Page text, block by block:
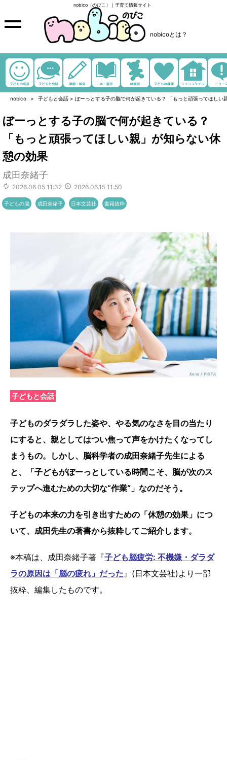
nobico（のびこ）｜子育て情報サイト
nobicoとは？
nobico 子どもと会話 > ぼーっとする子の脳で何が起きている？ 「もっと頑張ってほしい
ぼーっとする子の脳で何が起きている？
「もっと頑張ってほしい親」が知らない休
憩の効果
成田奈緒子
2026.06.05 11:32 2026.06.15 11:50
子どもの脳 成田奈緒子 日本文芸社 書籍抜粋
子どもと会話
子どものダラダラした姿や、やる気のなさを目の当たり
にすると、親としてはつい焦って声をかけたくなってし
まうもの。しかし、脳科学者の成田奈緒子先生による
と、「子どもがぼーっとしている時間こそ、脳が次のス
テップへ進むための大切な“作業“」なのだそう。
子どもの本来の力を引き出すための「休憩の効果」につ
いて、成田先生の著書から抜粋してご紹介します。
※本稿は、成田奈緒子著『子ども脳疲労: 不機嫌・ダラダ
ラの原因は「脳の疲れ」だった 』(日本文芸社)より一部
抜粋、編集したものです。